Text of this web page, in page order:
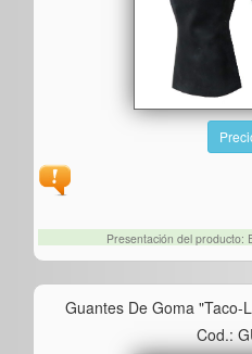
Presentación del producto:
Guantes De Goma "taco-
Cod.: